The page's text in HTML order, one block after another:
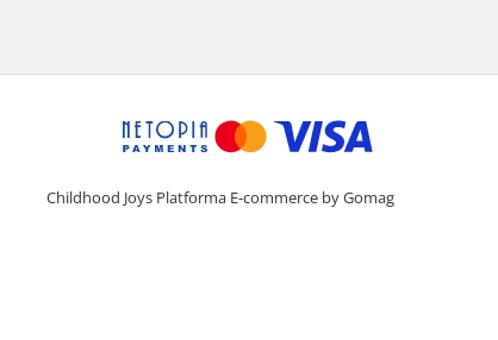
Childhood Joys Platforma E-commerce by Gomag